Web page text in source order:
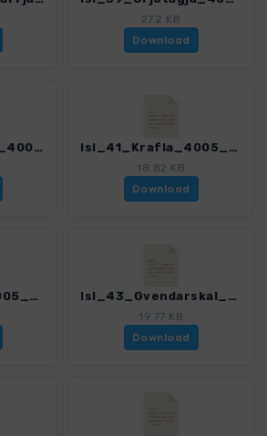
27.2 KB
Download
Isl_40_Namafall_4005_9.gpx Isl_41_Krafla_4005_9.gpx
18.82 KB
Download
Isl_42_Sulur_4005_9.gpx Isl_43_Gvendarskal_4005_9.gpx
19.77 KB
Download